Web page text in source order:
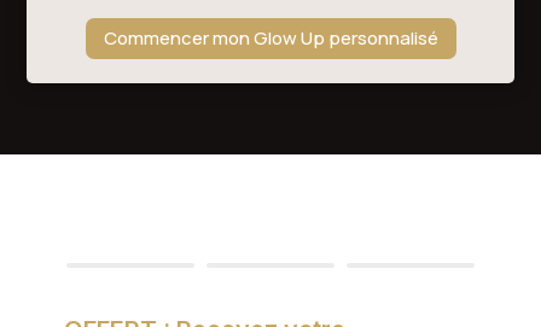
Commencer mon Glow Up personnalisé